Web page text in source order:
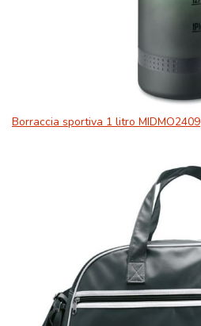
Borraccia sportiva 1 litro MIDMO2409